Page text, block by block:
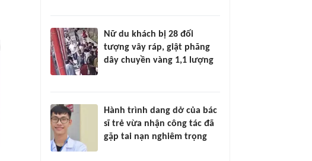
Nữ du khách bị 28 đối
tượng vây ráp, giật phăng
dây chuyền vàng 1,1 lượng
Hành trình dang dở của bác
sĩ trẻ vừa nhận công tác đã
gặp tai nạn nghiêm trọng